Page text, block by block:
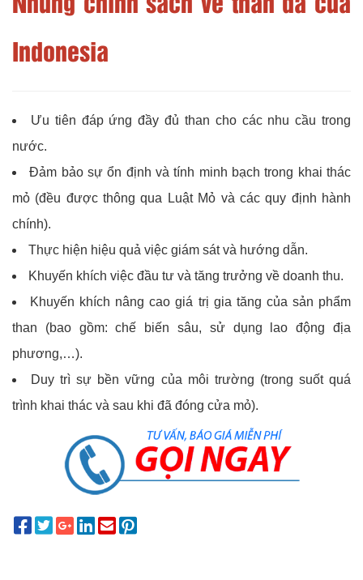
Indonesia
Ưu tiên đáp ứng đầy đủ than cho các nhu cầu trong
nước.
Đảm bảo sự ổn định và tính minh bạch trong khai thác
mỏ (đều được thông qua Luật Mỏ và các quy định hành
chính).
Thực hiện hiệu quả việc giám sát và hướng dẫn.
Khuyến khích việc đầu tư và tăng trưởng về doanh thu.
Khuyến khích nâng cao giá trị gia tăng của sản phẩm
than (bao gồm: chế biến sâu, sử dụng lao động địa
phương,…).
Duy trì sự bền vững của môi trường (trong suốt quá
trình khai thác và sau khi đã đóng cửa mỏ).